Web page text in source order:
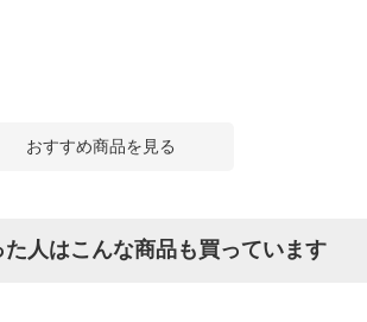
おすすめ商品を見る
た人はこんな商品も買っています